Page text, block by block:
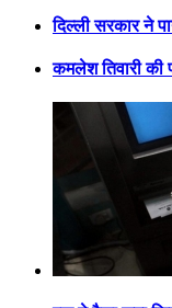
दिल्ली सरकार ने
कमलेश तिवारी की